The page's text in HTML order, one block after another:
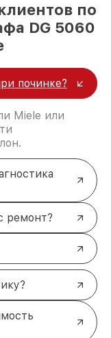
по
DG 5060
починке?
Miele или
ремонт?